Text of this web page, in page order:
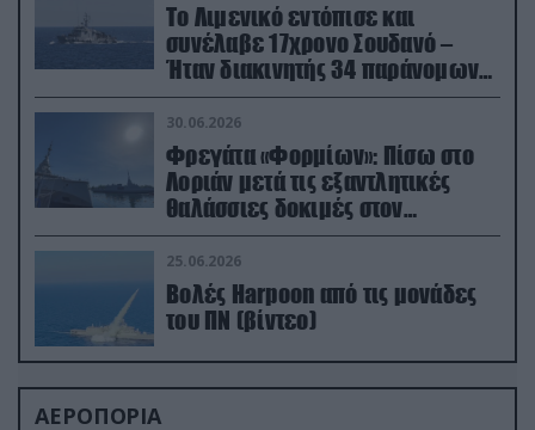
Το Λιμενικό εντόπισε και
συνέλαβε 17χρονο Σουδανό –
Ήταν διακινητής 34 παράνομων
μεταναστών
30.06.2026
Φρεγάτα «Φορμίων»: Πίσω στο
Λοριάν μετά τις εξαντλητικές
θαλάσσιες δοκιμές στον
απαιτητικό Βισκαϊκό
25.06.2026
Βολές Harpoon από τις μονάδες
του ΠΝ (βίντεο)
ΑΕΡΟΠΟΡΙΑ